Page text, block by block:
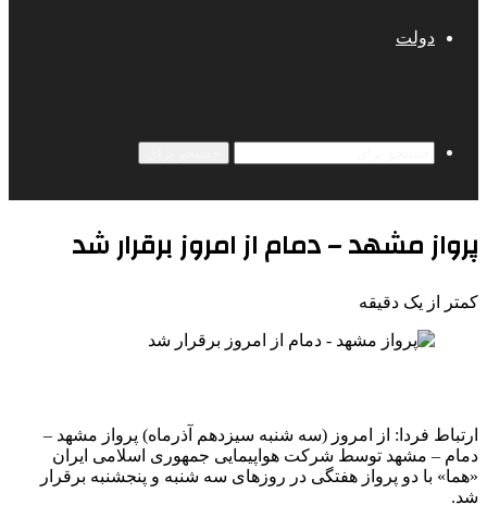
دولت
پرواز مشهد – دمام از امروز برقرار شد
کمتر از یک دقیقه
ارتباط فردا: از امروز (سه شنبه سیزدهم آذرماه) پرواز مشهد –
دمام – مشهد توسط شرکت هواپیمایی جمهوری اسلامی ایران
«هما» با دو پرواز هفتگی در روزهای سه شنبه و پنجشنبه برقرار
شد.